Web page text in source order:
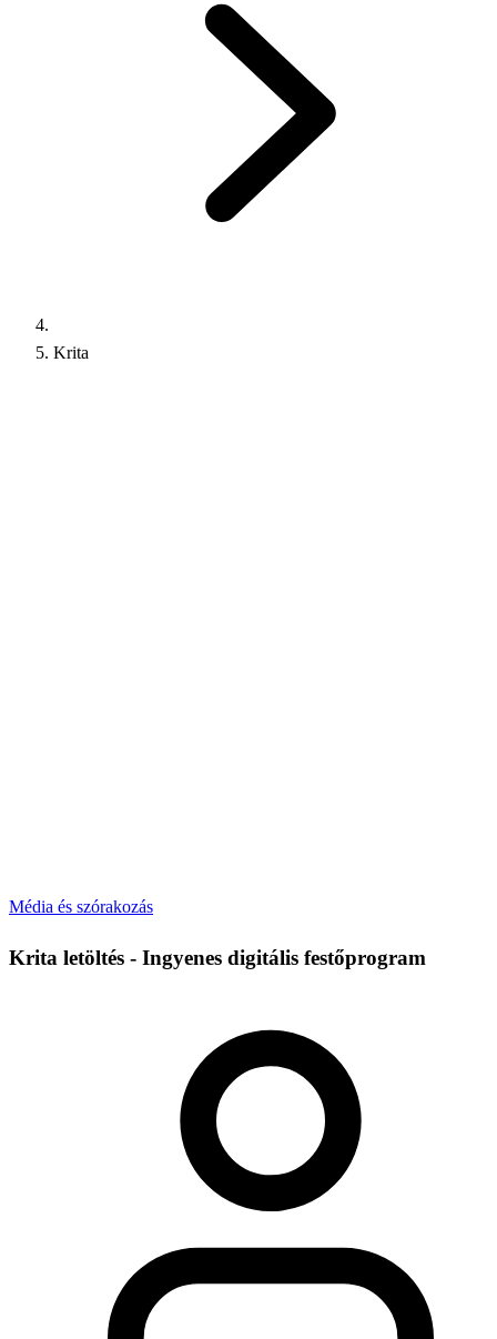
Krita
Média és szórakozás
Krita letöltés - Ingyenes digitális festőprogram